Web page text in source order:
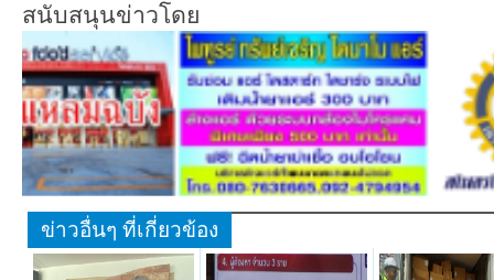
สนับสนุนข่าวโดย
ข่าวอื่นๆ ที่เกี่ยวข้อง